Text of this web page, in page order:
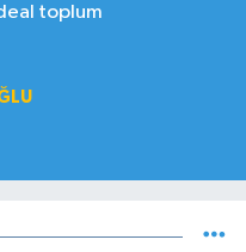
toplum